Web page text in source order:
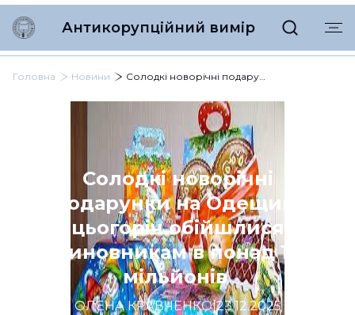
Антикорупційний вимір
Головна Новини Солодкі новорічні подарунки на Одещині цьогоріч обійшлися чиновникам в понад 17 мільйонів
Солодкі новорічні
подарунки на Одещині
цьогоріч обійшлися
чиновникам в понад 17
мільйонів
ОЛЕНА КРАВЧЕНКО|23.12.2025